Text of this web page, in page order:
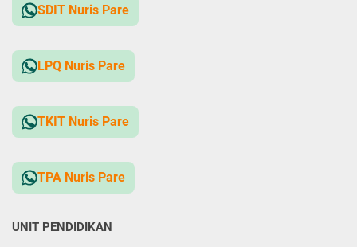
SDIT Nuris Pare
LPQ Nuris Pare
TKIT Nuris Pare
TPA Nuris Pare
UNIT PENDIDIKAN